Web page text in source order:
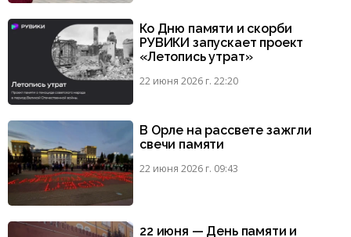
Ко Дню памяти и скорби
РУВИКИ запускает проект
«Летопись утрат»
22 июня 2026 г. 22:20
В Орле на рассвете зажгли
свечи памяти
22 июня 2026 г. 09:43
22 июня — День памяти и